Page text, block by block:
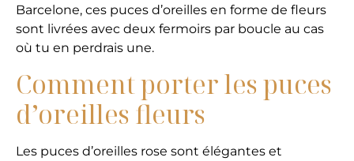
Barcelone, ces puces d’oreilles en forme de fleurs
sont livrées avec deux fermoirs par boucle au cas
où tu en perdrais une.
Comment porter les puces
d’oreilles fleurs
Les puces d’oreilles rose sont élégantes et